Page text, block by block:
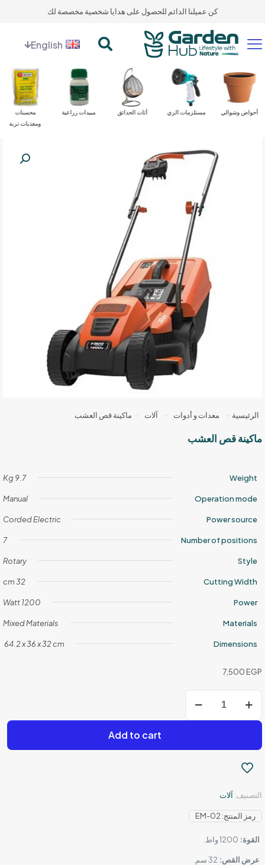
كن عميلنا الدائم للحصول على هدايا شخصية مخصصة لك
English
محسنات
ومغذيات تربة
مبيدات زراعية أثاث الحدائق مستلزمات الري أحواض وشوالي
الرئيسية - معدات و أدوات - آلات - ماكينة قص العشب
ماكينة قص العشب
Weight
9.7 Kg
Operation mode
Manual
Power source
Corded Electric
Number of positions
7
Style
Rotary
Cutting Width
32 cm
Power
1200 Watt
Materials
Mixed Materials
Dimensions
‎ 64.2 x 36 x 32 cm
7,500 EGP
كمية
ماكينة
العشب
Add to cart
التصنيف:آلات
رمز المنتج: EM-02
القوة:
عرض القص: